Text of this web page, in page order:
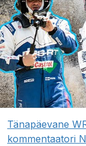
Tänapäevane
kommentaatori